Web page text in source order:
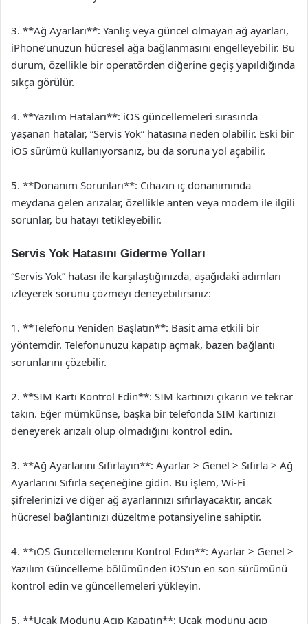
3. **Ağ Ayarları**: Yanlış veya güncel olmayan ağ ayarları,
iPhone’unuzun hücresel ağa bağlanmasını engelleyebilir. Bu
durum, özellikle bir operatörden diğerine geçiş yapıldığında
sıkça görülür.
4. **Yazılım Hataları**: iOS güncellemeleri sırasında
yaşanan hatalar, “Servis Yok” hatasına neden olabilir. Eski bir
iOS sürümü kullanıyorsanız, bu da soruna yol açabilir.
5. **Donanım Sorunları**: Cihazın iç donanımında
meydana gelen arızalar, özellikle anten veya modem ile ilgili
sorunlar, bu hatayı tetikleyebilir.
Servis Yok Hatasını Giderme Yolları
“Servis Yok” hatası ile karşılaştığınızda, aşağıdaki adımları
izleyerek sorunu çözmeyi deneyebilirsiniz:
1. **Telefonu Yeniden Başlatın**: Basit ama etkili bir
yöntemdir. Telefonunuzu kapatıp açmak, bazen bağlantı
sorunlarını çözebilir.
2. **SIM Kartı Kontrol Edin**: SIM kartınızı çıkarın ve tekrar
takın. Eğer mümkünse, başka bir telefonda SIM kartınızı
deneyerek arızalı olup olmadığını kontrol edin.
3. **Ağ Ayarlarını Sıfırlayın**: Ayarlar > Genel > Sıfırla > Ağ
Ayarlarını Sıfırla seçeneğine gidin. Bu işlem, Wi-Fi
şifrelerinizi ve diğer ağ ayarlarınızı sıfırlayacaktır, ancak
hücresel bağlantınızı düzeltme potansiyeline sahiptir.
4. **iOS Güncellemelerini Kontrol Edin**: Ayarlar > Genel >
Yazılım Güncelleme bölümünden iOS’un en son sürümünü
kontrol edin ve güncellemeleri yükleyin.
5. **Uçak Modunu Açıp Kapatın**: Uçak modunu açıp